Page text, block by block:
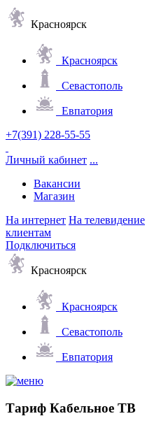
Красноярск
Красноярск
Севастополь
Евпатория
+7(391) 228-55-55
Личный кабинет ...
Вакансии
Магазин
На интернет На телевидение
клиентам
Подключиться
Красноярск
Красноярск
Севастополь
Евпатория
Тариф Кабельное ТВ